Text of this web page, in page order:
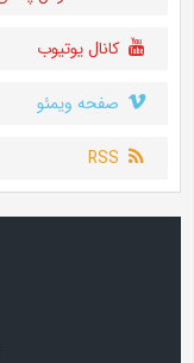
کانال یوتیوب
صفحه ویمئو
RSS